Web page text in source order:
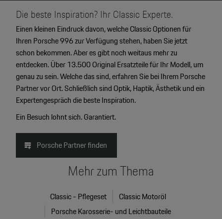
Die beste Inspiration? Ihr Classic Experte.
Einen kleinen Eindruck davon, welche Classic Optionen für
Ihren Porsche 996 zur Verfügung stehen, haben Sie jetzt
schon bekommen. Aber es gibt noch weitaus mehr zu
entdecken. Über 13.500 Original Ersatzteile für Ihr Modell, um
genau zu sein. Welche das sind, erfahren Sie bei Ihrem Porsche
Partner vor Ort. Schließlich sind Optik, Haptik, Ästhetik und ein
Expertengespräch die beste Inspiration.
Ein Besuch lohnt sich. Garantiert.
Porsche Partner finden
Mehr zum Thema
Classic - Pflegeset
Classic Motoröl
Porsche Karosserie- und Leichtbauteile